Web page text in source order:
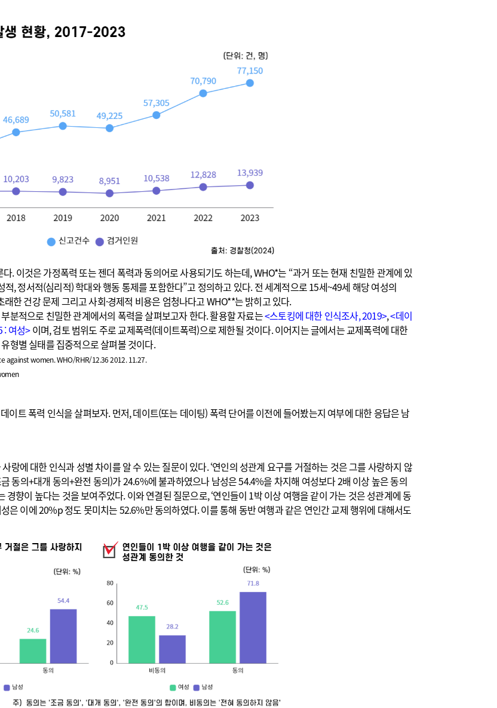
. 이것은 가정폭력 또는 젠더 폭력과 동의어로 사용되기도 하는데, WHO*는 “과거 또는 현재 친밀한 관계에 있
, 정서적(심리적) 학대와 행동 통제를 포함한다”고 정의하고 있다. 전 세계적으로 15세~49세 해당 여성의
한 건강 문제 그리고 사회·경제적 비용은 엄청나다고 WHO**는 밝히고 있다.
분적으로 친밀한 관계에서의 폭력을 살펴보고자 한다. 활용할 자료는<스토킹에 대한 인식조사, 2019>,<데이
: 여성>이며, 검토 범위도 주로 교제폭력(데이트폭력)으로 제한될 것이다. 이어지는 글에서는 교제폭력에 대한
형별 실태를 집중적으로 살펴볼 것이다.
against women. WHO/RHR/12.36 2012. 11.27.
이트 폭력 인식을 살펴보자. 먼저, 데이트(또는 데이팅) 폭력 단어를 이전에 들어봤는지 여부에 대한 응답은 남
랑에 대한 인식과 성별 차이를 알 수 있는 질문이 있다. ‘연인의 성관계 요구를 거절하는 것은 그를 사랑하지 않
동의+대개 동의+완전 동의)가 24.6%에 불과하였으나 남성은 54.4%을 차지해 여성보다 2배 이상 높은 동의
향이 높다는 것을 보여주었다. 이와 연결된 질문으로, ‘연인들이 1박 이상 여행을 같이 가는 것은 성관계에 동
은 이에 20%p 정도 못미치는 52.6%만 동의하였다. 이를 통해 동반 여행과 같은 연인간 교제 행위에 대해서도